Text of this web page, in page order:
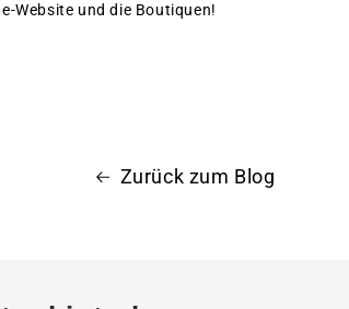
Website und die Boutiquen!
Zurück zum Blog